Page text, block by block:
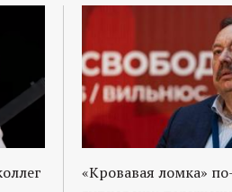
«Кровавая ломка»